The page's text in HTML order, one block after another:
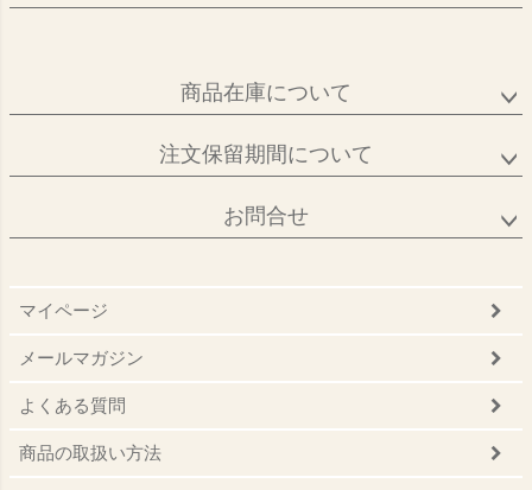
商品在庫について
注文保留期間について
お問合せ
マイページ
メールマガジン
よくある質問
商品の取扱い方法